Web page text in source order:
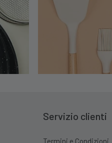
Servizio clienti
Termini e Condizioni